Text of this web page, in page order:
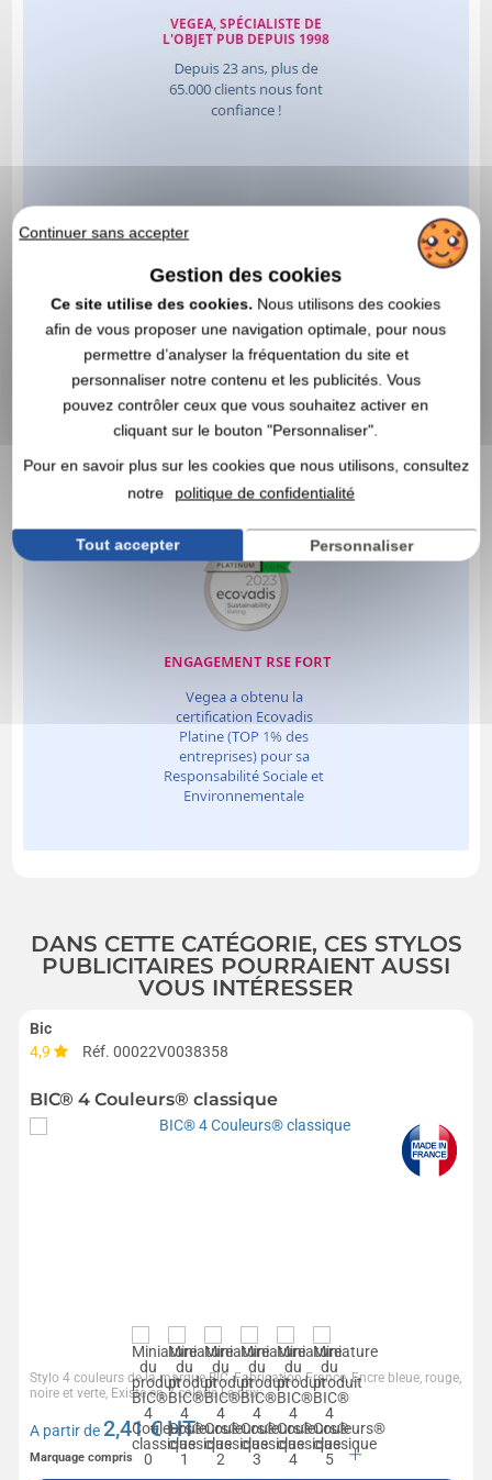
DANS CETTE CATÉGORIE, CES STYLOS
PUBLICITAIRES POURRAIENT AUSSI
VOUS INTÉRESSER
Bic
4,9
Réf. 00022V0038358
BIC® 4 Couleurs® classique
Stylo 4 couleurs de la marque BIC, Fabrication France, Encre bleue, rouge,
noire et verte, Existe en 7 coloris Le prix...
A partir de2,41€ HT
Marquage compris
Continuer sans accepter
Gestion des cookies
Ce site utilise des cookies. Nous utilisons des cookies
afin de vous proposer une navigation optimale, pour nous
permettre d’analyser la fréquentation du site et
personnaliser notre contenu et les publicités. Vous
pouvez contrôler ceux que vous souhaitez activer en
cliquant sur le bouton "Personnaliser".
Pour en savoir plus sur les cookies que nous utilisons, consultez
notre
politique de confidentialité
Tout accepter Personnaliser